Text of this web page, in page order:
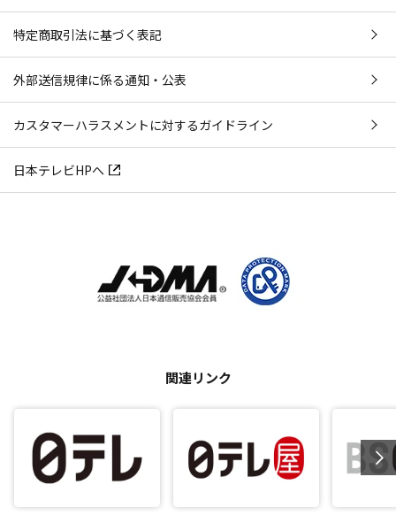
特定商取引法に基づく表記
外部送信規律に係る通知・公表
カスタマーハラスメントに対するガイドライン
日本テレビHPへ
関連リンク